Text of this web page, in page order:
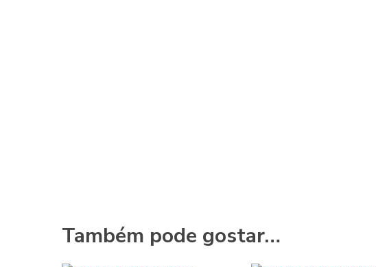
Também pode gostar…